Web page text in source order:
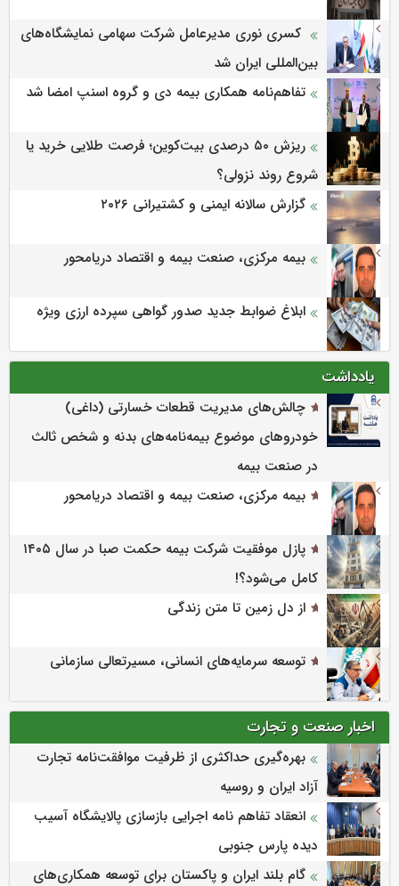
کسری نوری مدیرعامل شرکت سهامی نمایشگاه‌های
بین‌المللی ایران شد
تفاهم‌نامه همکاری بیمه دی و گروه اسنپ امضا شد
ریزش ۵۰ درصدی بیت‌کوین؛ فرصت طلایی خرید یا
شروع روند نزولی؟
گزارش سالانه ایمنی و كشتیرانی ۲۰۲۶
بیمه مرکزی، صنعت بیمه و اقتصاد دریامحور
ابلاغ ضوابط جدید صدور گواهی سپرده ارزی ویژه
یادداشت
چالش‌های مدیریت قطعات خسارتی (داغی)
خودروهای موضوع بیمه‌نامه‌های بدنه و شخص ثالث
در صنعت بیمه
بیمه مرکزی، صنعت بیمه و اقتصاد دریامحور
پازل موفقیت شرکت بیمه حکمت صبا در سال ۱۴۰۵
کامل می‌شود؟!
از دل زمین تا متن زندگی
توسعه سرمایه‌های انسانی، مسیرتعالی سازمانی
اخبار صنعت و تجارت
بهره‌گیری حداکثری از ظرفیت موافقت‌نامه تجارت
آزاد ایران و روسیه
انعقاد تفاهم نامه اجرایی بازسازی پالایشگاه آسیب
دیده پارس جنوبی
گام بلند ایران و پاکستان برای توسعه همکاری‌های